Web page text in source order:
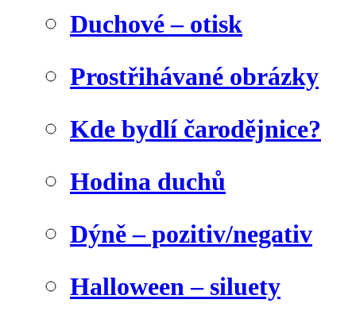
Duchové – otisk
Prostřihávané obrázky
Kde bydlí čarodějnice?
Hodina duchů
Dýně – pozitiv/negativ
Halloween – siluety